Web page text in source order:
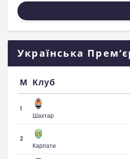
Українська
М Клуб
1
Шахтар
2
Карпати